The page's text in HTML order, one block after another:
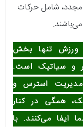
مجدد، شامل حرکات
ورزش تنها بخش
و سیاتیک است.
استرس و
همگی در کنار
می‌کنند. با